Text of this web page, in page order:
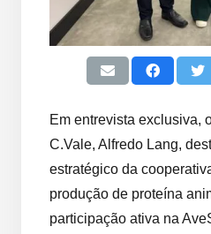
Em entrevista exclusiva,
C.Vale, Alfredo Lang,
estratégico da
produção de proteína
participação ativa na